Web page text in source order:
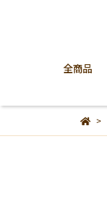
全商品